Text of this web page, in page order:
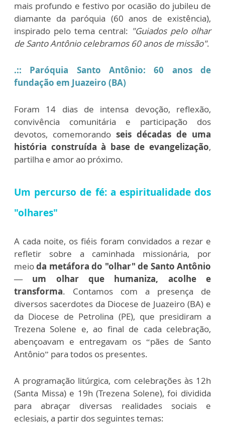
mais profundo e festivo por ocasião do jubileu de
diamante da paróquia (60 anos de existência),
inspirado pelo tema central: "Guiados pelo olhar
de Santo Antônio celebramos 60 anos de missão".
.:: Paróquia Santo Antônio: 60 anos de
fundação em Juazeiro (BA)
Foram 14 dias de intensa devoção, reflexão,
convivência comunitária e participação dos
devotos, comemorando seis décadas de uma
história construída à base de evangelização,
partilha e amor ao próximo.
Um percurso de fé: a espiritualidade dos
"olhares"
A cada noite, os fiéis foram convidados a rezar e
refletir sobre a caminhada missionária, por
meioda metáfora do "olhar" de Santo Antônio
— um olhar que humaniza, acolhe e
transforma. Contamos com a presença de
diversos sacerdotes da Diocese de Juazeiro (BA) e
da Diocese de Petrolina (PE), que presidiram a
Trezena Solene e, ao final de cada celebração,
abençoavam e entregavam os “pães de Santo
Antônio” para todos os presentes.
A programação litúrgica, com celebrações às 12h
(Santa Missa) e 19h (Trezena Solene), foi dividida
para abraçar diversas realidades sociais e
eclesiais, a partir dos seguintes temas: